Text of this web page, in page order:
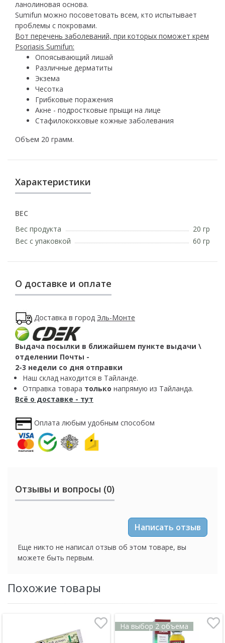
ланолиновая основа.
Sumifun можно посоветовать всем, кто испытывает
проблемы с покровами.
Вот перечень заболеваний, при которых поможет крем
Psoriasis Sumifun:
Опоясывающий лишай
Различные дерматиты
Экзема
Чесотка
Грибковые поражения
Акне - подростковые прыщи на лице
Стафилококковые кожные заболевания
Объем 20 грамм.
Характеристики
ВЕС
Вес продукта
20 гр
Вес с упаковкой
60 гр
О доставке и оплате
Доставка в город Эль-Монте
Выдача посылки в ближайшем пункте выдачи \
отделении Почты -
2-3 недели со дня отправки
Наш склад находится в Тайланде.
Отправка товара только напрямую из Тайланда.
Всё о доставке - тут
Оплата любым удобным способом
Отзывы и вопросы (0)
Написать отзыв
Еще никто не написал отзыв об этом товаре, вы
можете быть первым.
Похожие товары
На выбор 2 объема